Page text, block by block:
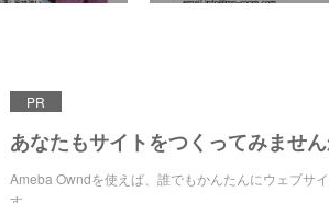
PR
あなたもサイトをつくってみませ
Ameba Owndを使えば、誰でもかんたんにウェブサ